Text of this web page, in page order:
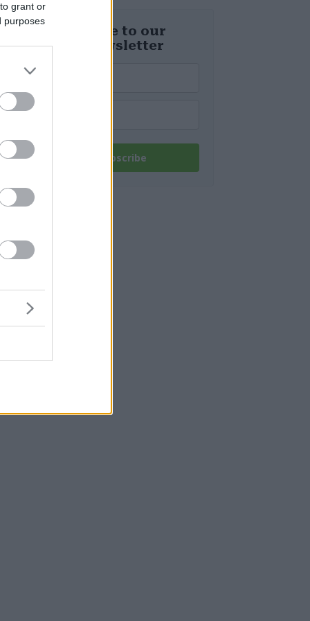
grant or
purposes
Subscribe to our
daily newsletter
Subscribe